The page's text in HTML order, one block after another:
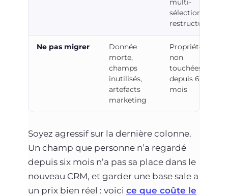
multi-
sélection à
restructurer
Ne pas migrer
Donnée
morte,
champs
inutilisés,
artefacts
marketing
Propriétés
non
touchées
depuis 6
mois
Soyez agressif sur la dernière colonne.
Un champ que personne n’a regardé
depuis six mois n’a pas sa place dans le
nouveau CRM, et garder une base sale a
un prix bien réel : voici ce que coûte le